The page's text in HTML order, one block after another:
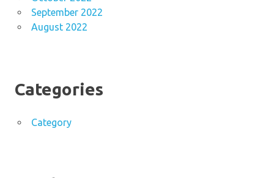
September 2022
August 2022
Categories
Category